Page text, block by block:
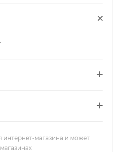
интернет-магазина и может